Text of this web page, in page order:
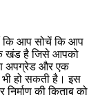
कि आप सोचें कि आप
खंड है जिसे आपको
अपग्रेड और एक
हो सकती है। इस
की किताब को